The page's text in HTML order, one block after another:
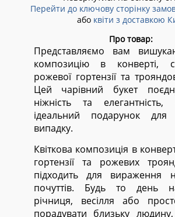
Перейти до ключову сторінку
або квіти з доставкою
Про товар:
Представляємо вам
композицію в конверті,
рожевої гортензії та
Цей чарівний букет
ніжність та
ідеальний подарунок для
випадку.
Квіткова композиція в
гортензії та рожевих
підходить для вираження
почуттів. Будь то день
річниця, весілля або
порадувати близьку